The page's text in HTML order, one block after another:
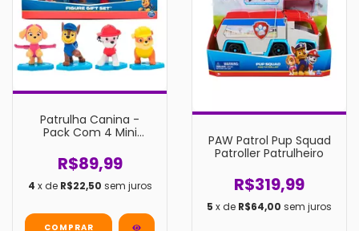
Patrulha Canina -
Pack Com 4 Mini
R$89,99
4 x de R$22,50 sem juros
PAW Patrol Pup Squad
Patroller Patrulheiro
R$319,99
5 x de R$64,00 sem juros